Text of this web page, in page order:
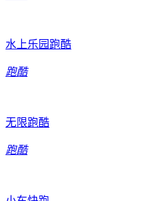
水上乐园跑酷
跑酷
无限跑酷
跑酷